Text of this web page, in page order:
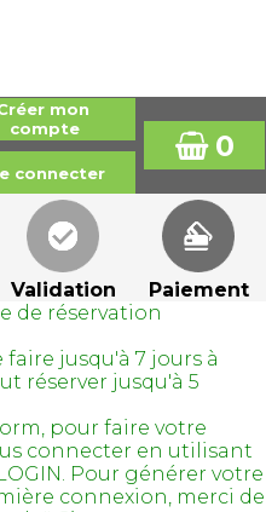
0
Validation
Paiement
de réservation
jusqu'à 7 jours à
réserver jusqu'à 5
pour faire votre
connecter en utilisant
Pour générer votre
connexion, merci de